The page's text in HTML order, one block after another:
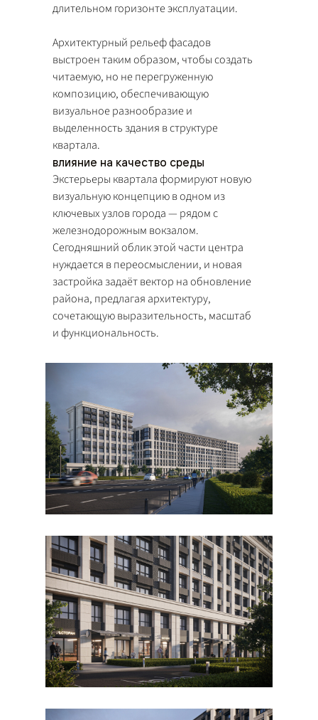
длительном горизонте эксплуатации.
Архитектурный рельеф фасадов
выстроен таким образом, чтобы создать
читаемую, но не перегруженную
композицию, обеспечивающую
визуальное разнообразие и
выделенность здания в структуре
квартала.
влияние на качество среды
Экстерьеры квартала формируют новую
визуальную концепцию в одном из
ключевых узлов города — рядом с
железнодорожным вокзалом.
Сегодняшний облик этой части центра
нуждается в переосмыслении, и новая
застройка задаёт вектор на обновление
района, предлагая архитектуру,
сочетающую выразительность, масштаб
и функциональность.